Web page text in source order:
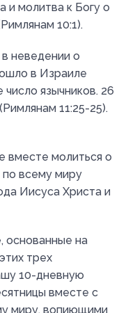
и молитва к Богу о
10:1).
в неведении о
в Израиле
язычников. 26
11:25-25).
вместе молиться о
всему миру
Иисуса Христа и
основанные на
трех
10-дневную
вместе с
миру, вопиющими